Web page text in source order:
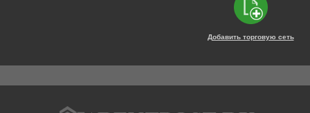
Добавить торговую сеть